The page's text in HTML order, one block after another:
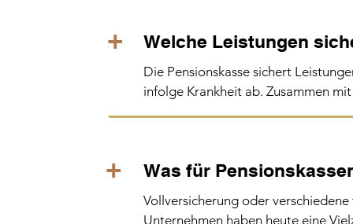
+ Welche Leistungen
Die Pensionskasse sichert
infolge Krankheit ab. Zusammen
Die berufliche Vorsorge besteht
Jahreslöhne bis zu einem
+ Was für
Vollversicherung oder
Unternehmen haben heute eine